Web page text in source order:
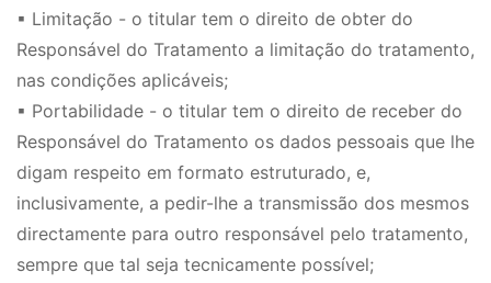
▪ Limitação - o titular tem o direito de obter do
Responsável do Tratamento a limitação do tratamento,
nas condições aplicáveis;
▪ Portabilidade - o titular tem o direito de receber do
Responsável do Tratamento os dados pessoais que lhe
digam respeito em formato estruturado, e,
inclusivamente, a pedir-lhe a transmissão dos mesmos
directamente para outro responsável pelo tratamento,
sempre que tal seja tecnicamente possível;